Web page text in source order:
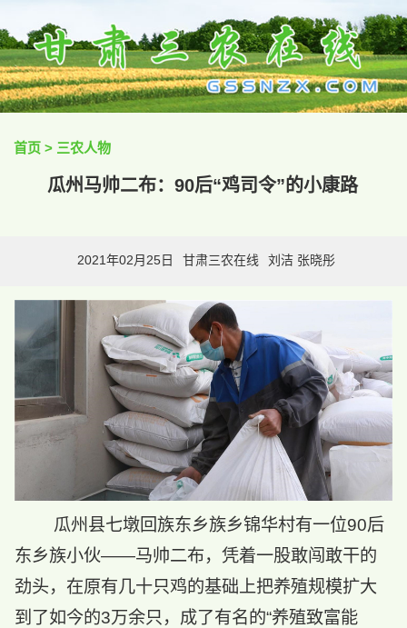
首页 > 三农人物
瓜州马帅二布：90后“鸡司令”的小康路
2021年02月25日 甘肃三农在线 刘洁 张晓彤
瓜州县七墩回族东乡族乡锦华村有一位90后
东乡族小伙——马帅二布，凭着一股敢闯敢干的
劲头，在原有几十只鸡的基础上把养殖规模扩大
到了如今的3万余只，成了有名的“养殖致富能